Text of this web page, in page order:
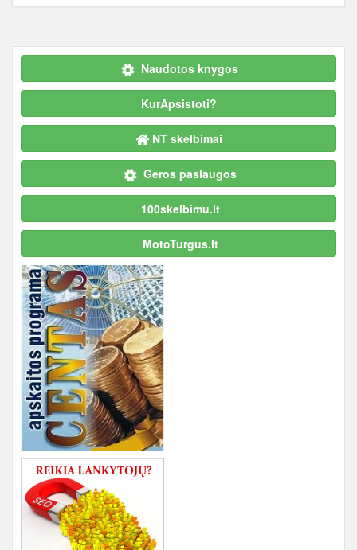
Naudotos knygos
KurApsistoti?
NT skelbimai
Geros paslaugos
100skelbimu.lt
MotoTurgus.lt